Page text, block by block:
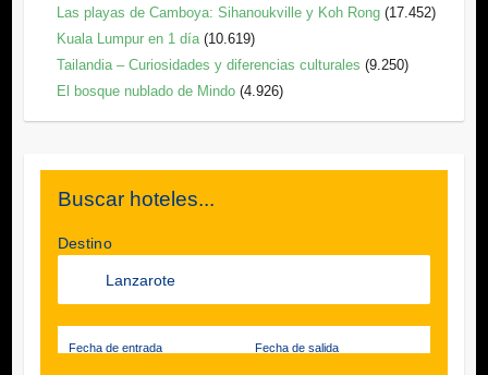
Las playas de Camboya: Sihanoukville y Koh Rong (17.452)
Kuala Lumpur en 1 día (10.619)
Tailandia – Curiosidades y diferencias culturales (9.250)
El bosque nublado de Mindo (4.926)
Buscar hoteles...
Destino
Fecha de entrada Fecha de salida